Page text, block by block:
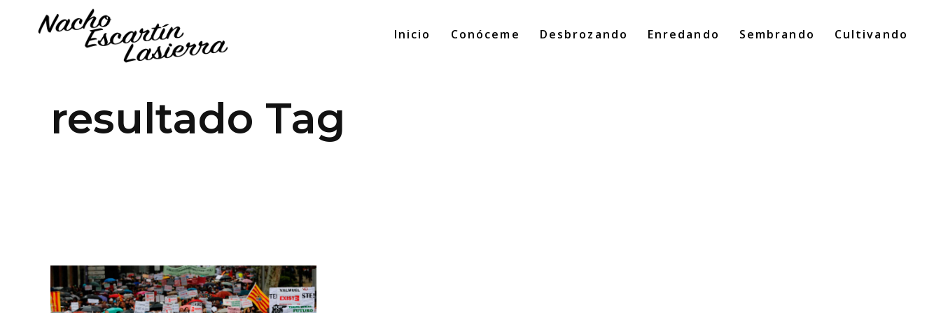
Inicio Conóceme Desbrozando Enredando Sembrando Cultivando
resultado Tag